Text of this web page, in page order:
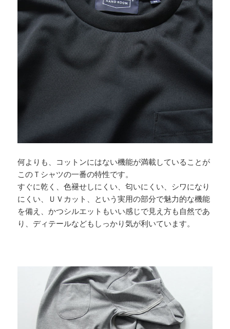
何よりも、コットンにはない機能が満載していることが
このＴシャツの一番の特性です。
すぐに乾く、色褪せしにくい、匂いにくい、シワになり
にくい、ＵＶカット、という実用の部分で魅力的な機能
を備え、かつシルエットもいい感じで見え方も自然であ
り、ディテールなどもしっかり気が利いています。